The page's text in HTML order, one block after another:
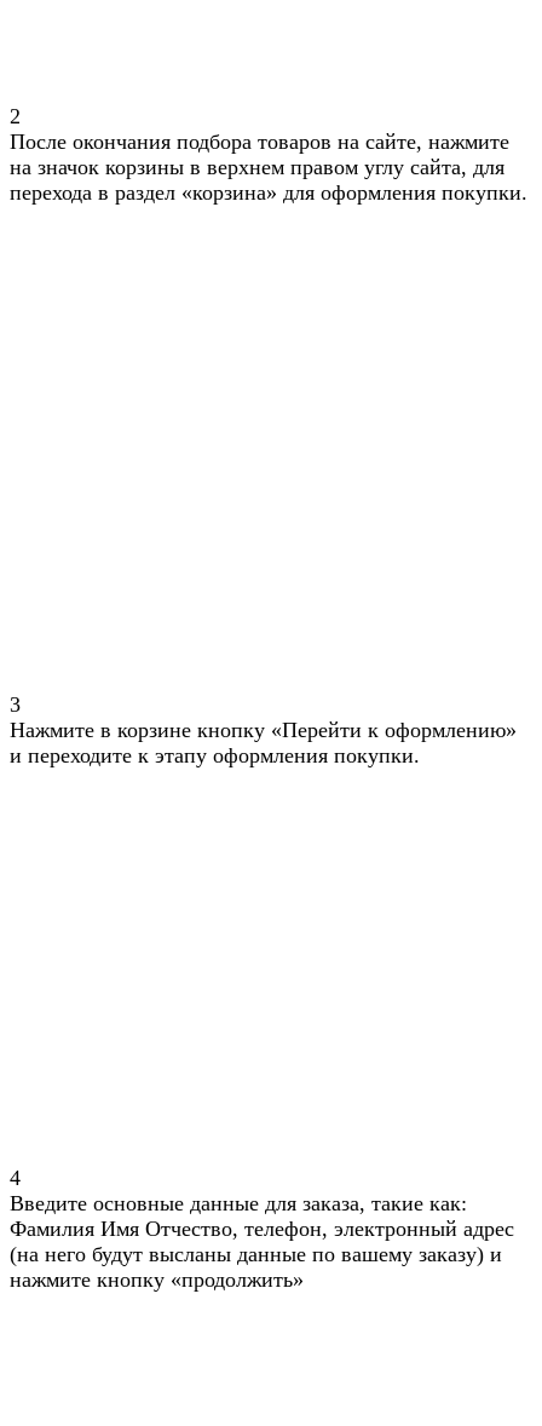
2
После окончания подбора товаров на сайте, нажмите
на значок корзины в верхнем правом углу сайта, для
перехода в раздел «корзина» для оформления покупки.
3
Нажмите в корзине кнопку «Перейти к оформлению»
и переходите к этапу оформления покупки.
4
Введите основные данные для заказа, такие как:
Фамилия Имя Отчество, телефон, электронный адрес
(на него будут высланы данные по вашему заказу) и
нажмите кнопку «продолжить»